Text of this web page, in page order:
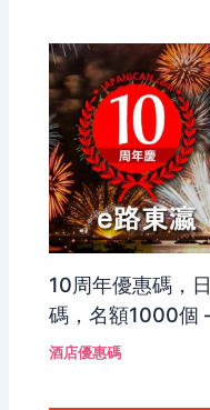
10周年優惠碼，
碼，名額1000個
酒店優惠碼